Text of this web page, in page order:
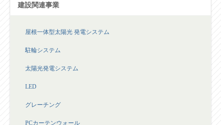
建設関連事業
屋根一体型太陽光 発電システム
駐輪システム
太陽光発電システム
LED
グレーチング
PCカーテンウォール